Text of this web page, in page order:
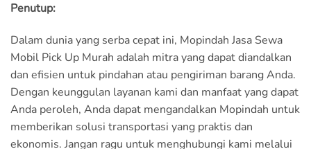
Penutup:
Dalam dunia yang serba cepat ini, Mopindah Jasa Sewa
Mobil Pick Up Murah adalah mitra yang dapat diandalkan
dan efisien untuk pindahan atau pengiriman barang Anda.
Dengan keunggulan layanan kami dan manfaat yang dapat
Anda peroleh, Anda dapat mengandalkan Mopindah untuk
memberikan solusi transportasi yang praktis dan
ekonomis. Jangan ragu untuk menghubungi kami melalui